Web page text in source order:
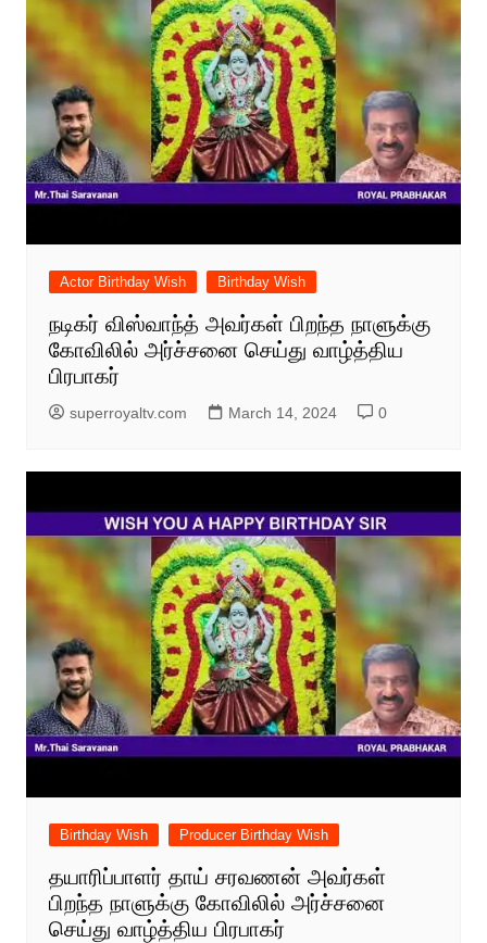
Actor Birthday Wish Birthday Wish
நடிகர் விஸ்வாந்த் அவர்கள் பிறந்த நாளுக்கு
கோவிலில் அர்ச்சனை செய்து வாழ்த்திய
பிரபாகர்
superroyaltv.com March 14, 2024 0
Birthday Wish Producer Birthday Wish
தயாரிப்பாளர் தாய் சரவணன் அவர்கள்
பிறந்த நாளுக்கு கோவிலில் அர்ச்சனை
செய்து வாழ்த்திய பிரபாகர்